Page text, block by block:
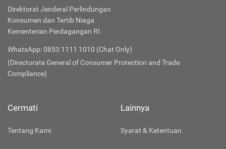
Direktorat Jenderal Perlindungan
Konsumen dan Tertib Niaga
Kementerian Perdagangan RI
WhatsApp: 0853 1111 1010 (Chat Only)
(Directorate General of Consumer Protection and Trade
Compliance)
Cermati
Tentang Kami
Lainnya
Syarat & Ketentuan